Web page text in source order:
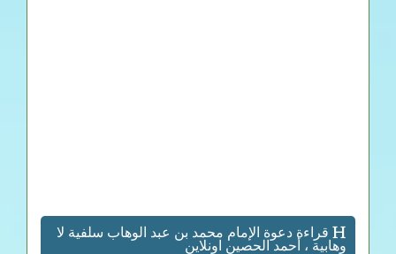
قراءة دعوة الإمام محمد بن عبد الوهاب سلفية لا
وهابية ، أحمد الحصين اونلاين